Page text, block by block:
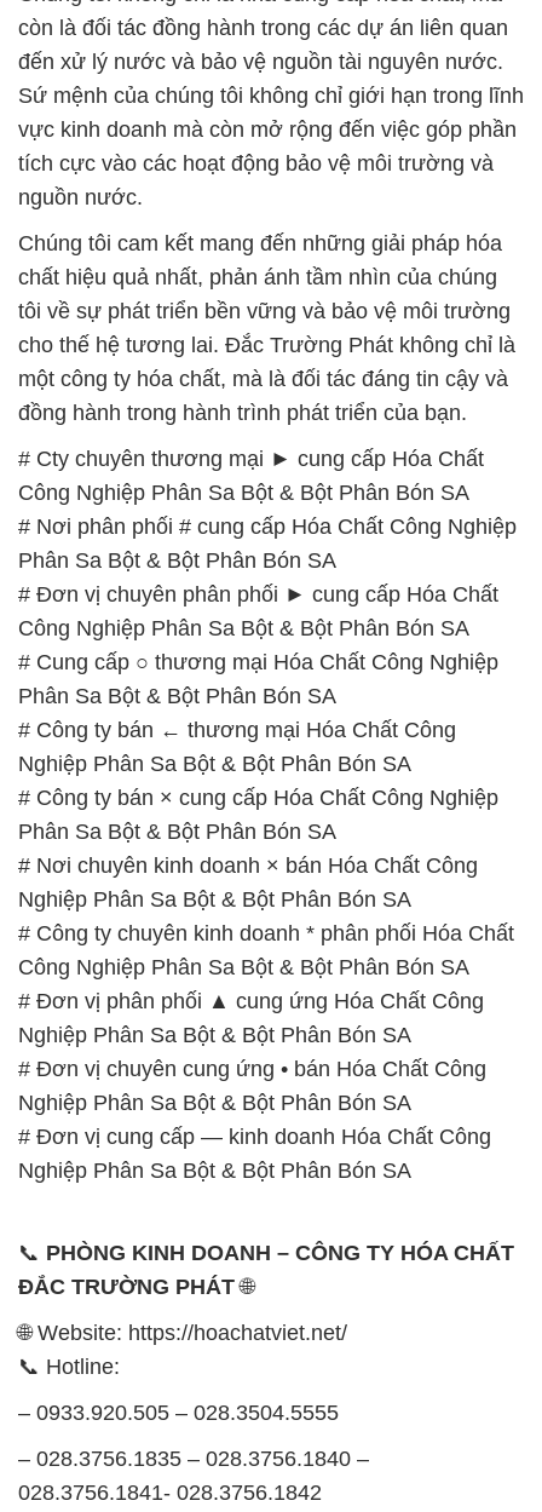
tích cực vào các hoạt động bảo vệ môi trường và
nguồn nước.
Chúng tôi cam kết mang đến những giải pháp hóa
chất hiệu quả nhất, phản ánh tầm nhìn của chúng
tôi về sự phát triển bền vững và bảo vệ môi trường
cho thế hệ tương lai. Đắc Trường Phát không chỉ là
một công ty hóa chất, mà là đối tác đáng tin cậy và
đồng hành trong hành trình phát triển của bạn.
# Cty chuyên thương mại ► cung cấp Hóa Chất
Công Nghiệp Phân Sa Bột & Bột Phân Bón SA
# Nơi phân phối # cung cấp Hóa Chất Công Nghiệp
Phân Sa Bột & Bột Phân Bón SA
# Đơn vị chuyên phân phối ► cung cấp Hóa Chất
Công Nghiệp Phân Sa Bột & Bột Phân Bón SA
# Cung cấp ○ thương mại Hóa Chất Công Nghiệp
Phân Sa Bột & Bột Phân Bón SA
# Công ty bán ← thương mại Hóa Chất Công
Nghiệp Phân Sa Bột & Bột Phân Bón SA
# Công ty bán × cung cấp Hóa Chất Công Nghiệp
Phân Sa Bột & Bột Phân Bón SA
# Nơi chuyên kinh doanh × bán Hóa Chất Công
Nghiệp Phân Sa Bột & Bột Phân Bón SA
# Công ty chuyên kinh doanh * phân phối Hóa Chất
Công Nghiệp Phân Sa Bột & Bột Phân Bón SA
# Đơn vị phân phối ▲ cung ứng Hóa Chất Công
Nghiệp Phân Sa Bột & Bột Phân Bón SA
# Đơn vị chuyên cung ứng • bán Hóa Chất Công
Nghiệp Phân Sa Bột & Bột Phân Bón SA
# Đơn vị cung cấp — kinh doanh Hóa Chất Công
Nghiệp Phân Sa Bột & Bột Phân Bón SA
📞PHÒNG KINH DOANH – CÔNG TY HÓA CHẤT
ĐẮC TRƯỜNG PHÁT🌐
🌐 Website: https://hoachatviet.net/
– 0933.920.505 – 028.3504.5555
028.3756.1841- 028.3756.1842
0902.765.866
📧 Email: hoachat@dactruongphat.vn